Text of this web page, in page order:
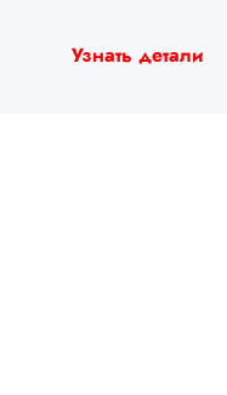
Узнать детали